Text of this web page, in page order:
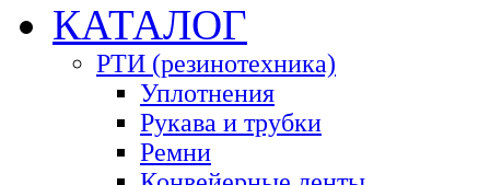
КАТАЛОГ
РТИ (резинотехника)
Уплотнения
Рукава и трубки
Ремни